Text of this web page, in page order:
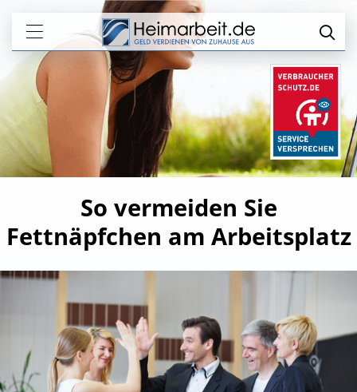
So vermeiden Sie
Fettnäpfchen am Arbeitsplatz